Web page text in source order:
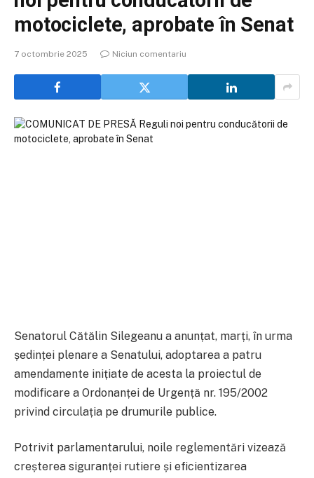
motociclete, aprobate în Senat
7 octombrie 2025 Niciun comentariu
Senatorul Cătălin Silegeanu a anunțat, marți, în urma
ședinței plenare a Senatului, adoptarea a patru
amendamente inițiate de acesta la proiectul de
modificare a Ordonanței de Urgență nr. 195/2002
privind circulația pe drumurile publice.
Potrivit parlamentarului, noile reglementări vizează
creșterea siguranței rutiere și eficientizarea